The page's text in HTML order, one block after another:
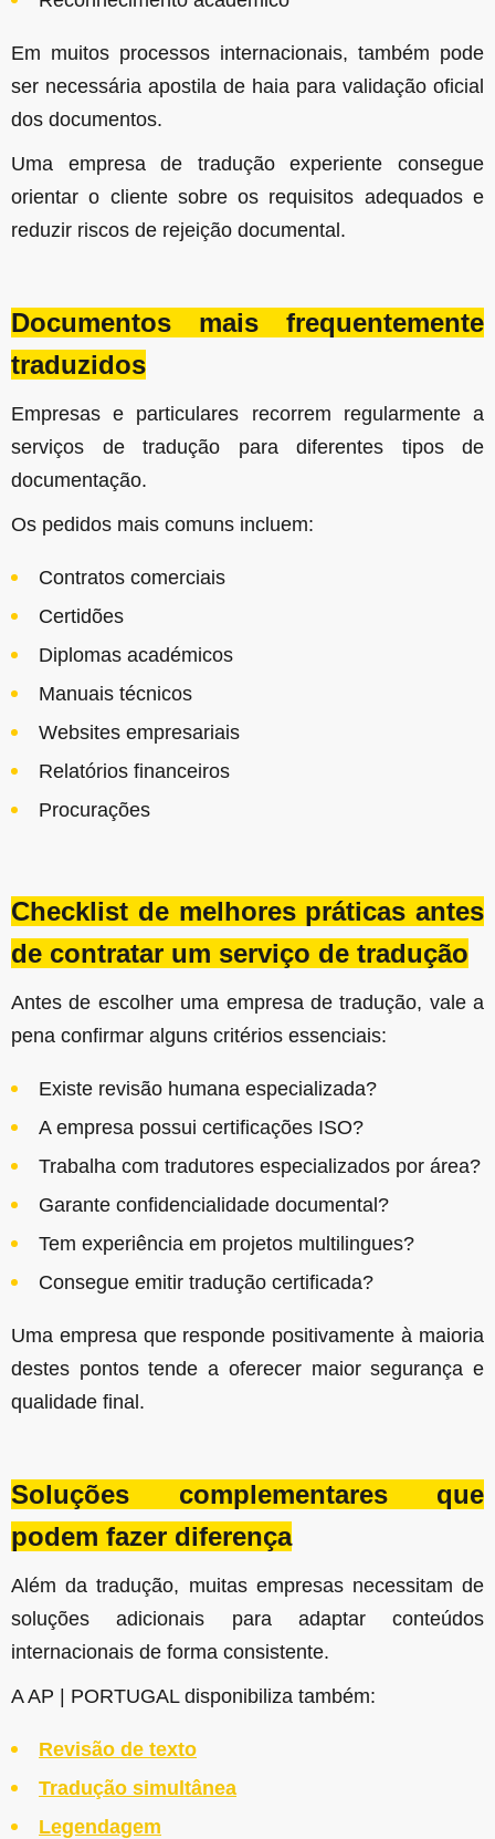
Em muitos processos internacionais, também pode
ser necessária apostila de haia para validação oficial
dos documentos.
Uma empresa de tradução experiente consegue
orientar o cliente sobre os requisitos adequados e
reduzir riscos de rejeição documental.
Documentos mais frequentemente
traduzidos
Empresas e particulares recorrem regularmente a
serviços de tradução para diferentes tipos de
documentação.
Os pedidos mais comuns incluem:
Contratos comerciais
Certidões
Diplomas académicos
Manuais técnicos
Websites empresariais
Relatórios financeiros
Procurações
Checklist de melhores práticas antes
de contratar um serviço de tradução
Antes de escolher uma empresa de tradução, vale a
pena confirmar alguns critérios essenciais:
Existe revisão humana especializada?
A empresa possui certificações ISO?
Trabalha com tradutores especializados por área?
Garante confidencialidade documental?
Tem experiência em projetos multilingues?
Consegue emitir tradução certificada?
Uma empresa que responde positivamente à maioria
destes pontos tende a oferecer maior segurança e
qualidade final.
Soluções complementares que
podem fazer diferença
Além da tradução, muitas empresas necessitam de
soluções adicionais para adaptar conteúdos
internacionais de forma consistente.
A AP | PORTUGAL disponibiliza também:
Revisão de texto
Tradução simultânea
Legendagem